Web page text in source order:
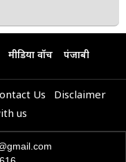
मीडिया वॉच पंजाबी
Us
Disclaimer
us